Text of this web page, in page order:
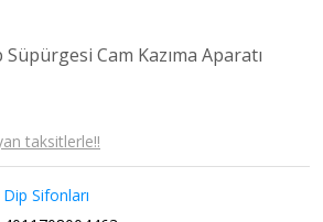
Cam Kazıma Aparatı
taksitlerle!!
Dip Sifonları